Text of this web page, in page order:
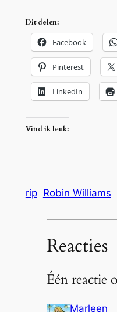
Dit delen:
Facebook
Pinterest
LinkedIn
Vind ik leuk:
rip Robin Williams
Reacties
Één reactie
Marleen